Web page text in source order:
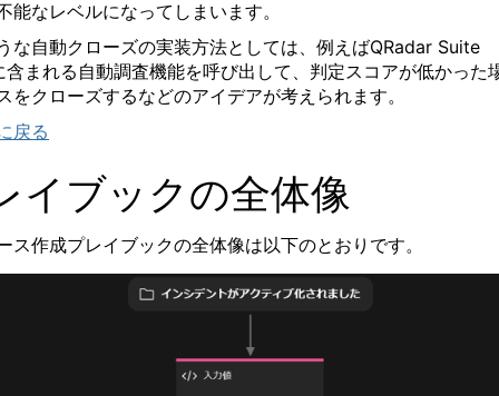
能なレベルになってしまいます。
な自動クローズの実装方法としては、例えばQRadar Suite
含まれる自動調査機能を呼び出して、判定スコアが低かった
をクローズするなどのアイデアが考えられます。
戻る
イブックの全体像
ス作成プレイブックの全体像は以下のとおりです。